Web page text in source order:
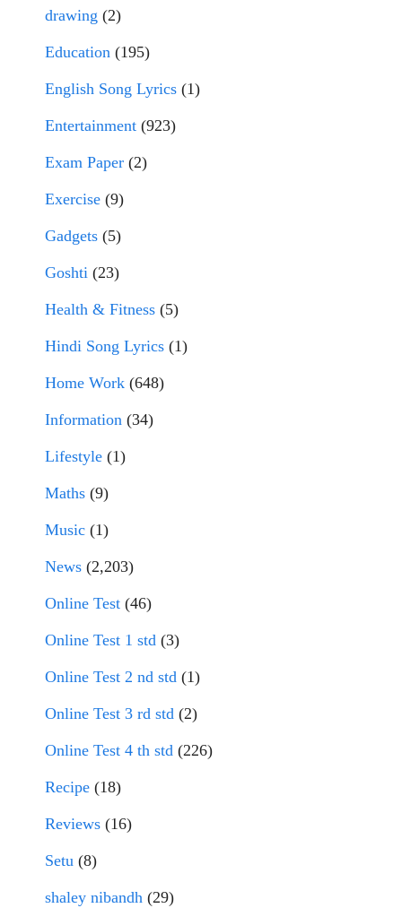
drawing (2)
Education (195)
English Song Lyrics (1)
Entertainment (923)
Exam Paper (2)
Exercise (9)
Gadgets (5)
Goshti (23)
Health & Fitness (5)
Hindi Song Lyrics (1)
Home Work (648)
Information (34)
Lifestyle (1)
Maths (9)
Music (1)
News (2,203)
Online Test (46)
Online Test 1 std (3)
Online Test 2 nd std (1)
Online Test 3 rd std (2)
Online Test 4 th std (226)
Recipe (18)
Reviews (16)
Setu (8)
shaley nibandh (29)